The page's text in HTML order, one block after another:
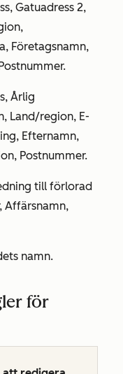
Gatuadress 2,
Företagsnamn,
Årlig
Land/region, E-
Efternamn,
Postnummer.
till förlorad
Affärsnamn,
namn.
för